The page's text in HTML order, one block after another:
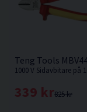
Teng Tools
825 kr
339 kr